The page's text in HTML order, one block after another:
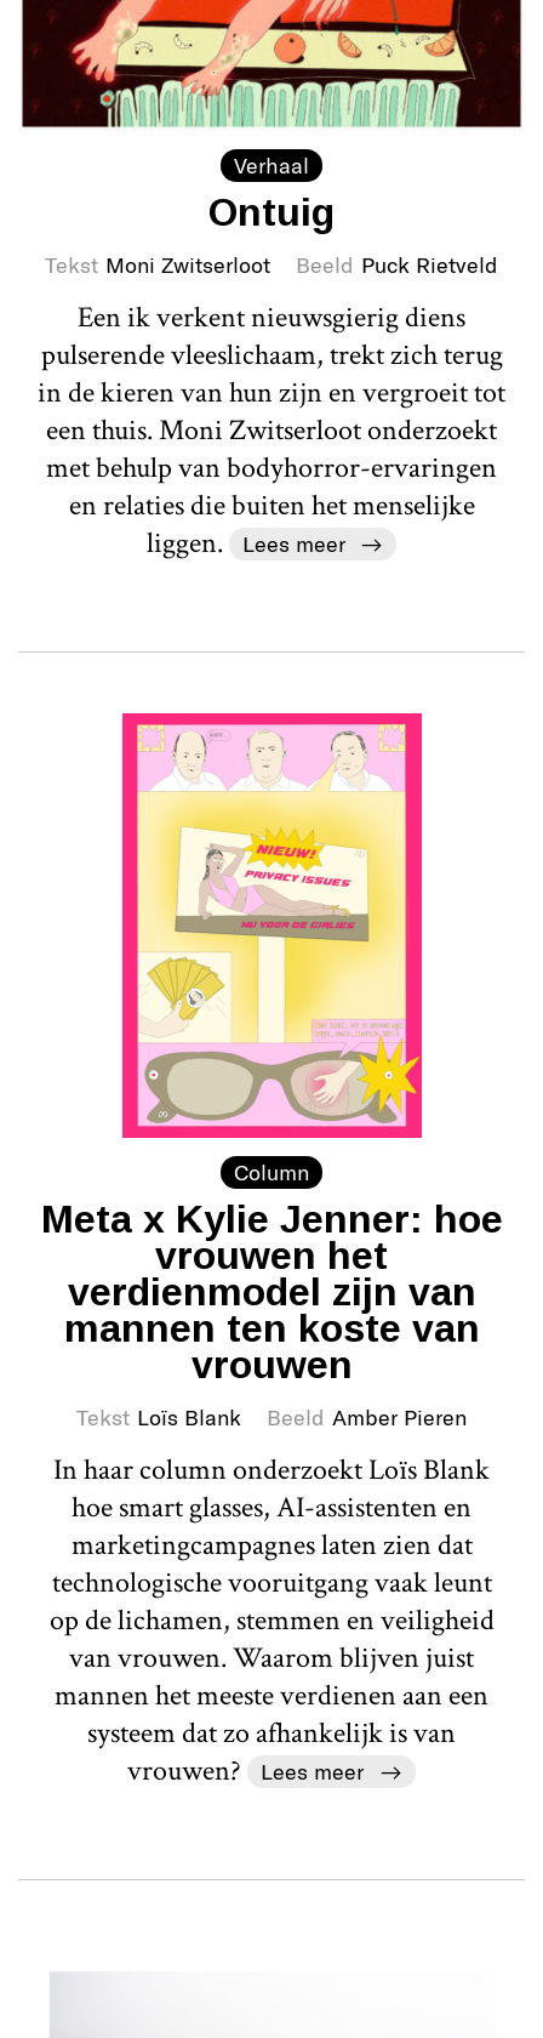
Verhaal
Ontuig
Tekst Moni Zwitserloot Beeld Puck Rietveld
Een ik verkent nieuwsgierig diens
pulserende vleeslichaam, trekt zich terug
in de kieren van hun zijn en vergroeit tot
een thuis. Moni Zwitserloot onderzoekt
met behulp van bodyhorror-ervaringen
en relaties die buiten het menselijke
liggen.
Lees meer
Column
Meta x Kylie Jenner: hoe
vrouwen het
verdienmodel zijn van
mannen ten koste van
vrouwen
Tekst Loïs Blank Beeld Amber Pieren
In haar column onderzoekt Loïs Blank
hoe smart glasses, AI-assistenten en
marketingcampagnes laten zien dat
technologische vooruitgang vaak leunt
op de lichamen, stemmen en veiligheid
van vrouwen. Waarom blijven juist
mannen het meeste verdienen aan een
systeem dat zo afhankelijk is van
vrouwen?
Lees meer